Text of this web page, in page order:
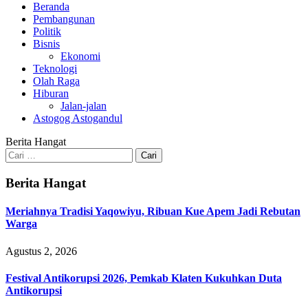
lacaknews.com
Lacak Gaya Baru
Beranda
Pembangunan
Politik
Bisnis
Ekonomi
Teknologi
Olah Raga
Hiburan
Jalan-jalan
Astogog Astogandul
Berita Hangat
Cari
untuk:
Berita Hangat
Meriahnya Tradisi Yaqowiyu, Ribuan Kue Apem Jadi Rebutan
Warga
Agustus 2, 2026
Festival Antikorupsi 2026, Pemkab Klaten Kukuhkan Duta
Antikorupsi